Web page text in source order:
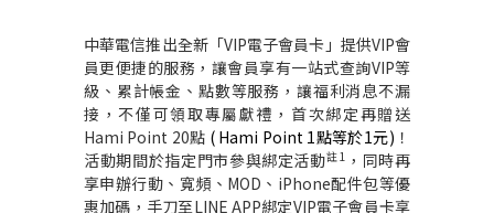
中華電信推出全新「VIP電子會員卡 」 提供VIP會
員更便捷的服務，讓會員享有一站式查詢VIP等
級、累計帳金、點數等服務，讓福利消息不漏
接，不僅可領取專屬獻禮，首次綁定再贈送
Hami Point 20點 ( Hami Point 1點等於1元) ！
活動期間於指定門市參與綁定活動註1 ，同時再
享申辦行動、寬頻、 MOD 、 iPhone配件包等優
惠加碼，手刀至LINE APP綁定VIP電子會員卡享